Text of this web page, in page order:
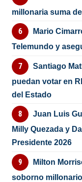
millonaria suma
Mario
Telemundo y
Santiago
puedan votar en
del Estado
Juan Luis
Milly Quezada y
Presidente 2026
Milton
soborno